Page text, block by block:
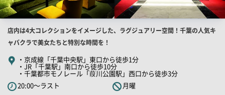
店
舗
PR
キ
ッ
店内は4大コレクションをイメージした、ラグジュアリー空間！千葉の人気キ
ャバクラで美女たちと特別な時間を！
・京成線「千葉中央駅」東口から徒歩1分
・JR「千葉駅」南口から徒歩10分
・千葉都市モノレール「葭川公園駅」西口から徒歩3分
20:00～ラスト
月曜